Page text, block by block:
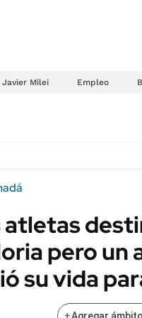
Javier Milei Empleo
Sustentabilidad
Seguros
ENERGY REPORT
POLÍTICA
atletas
pero un
su vida